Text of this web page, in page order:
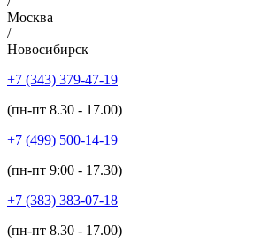
Москва
/
Новосибирск
+7 (343) 379-47-19
(пн-пт 8.30 - 17.00)
+7 (499) 500-14-19
(пн-пт 9:00 - 17.30)
+7 (383) 383-07-18
(пн-пт 8.30 - 17.00)